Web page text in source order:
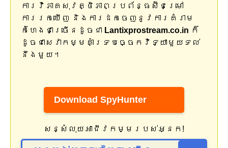
ការវិភាគសុវត្ថិភាពប្រព័ន្ធស៊ីជម្រៅ
ការរកឃើញ និងការដកចេញនូវការគំរាម
កំហែងជាច្រើនដូចជា Lantixprostream.co.in ក៏
ដូចជាសេវាកម្មគាំទ្របច្ចេកវិទ្យាមួយទល់
នឹងមួយ។
Download SpyHunter
សន្សំលុយអាជីវកម្មរបស់អ្នក!